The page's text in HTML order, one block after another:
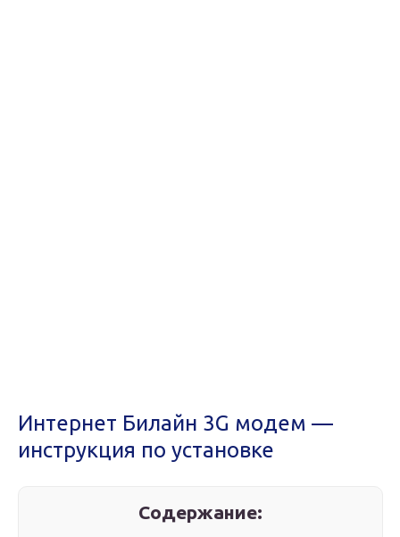
Интернет Билайн 3G модем —
инструкция по установке
Содержание: